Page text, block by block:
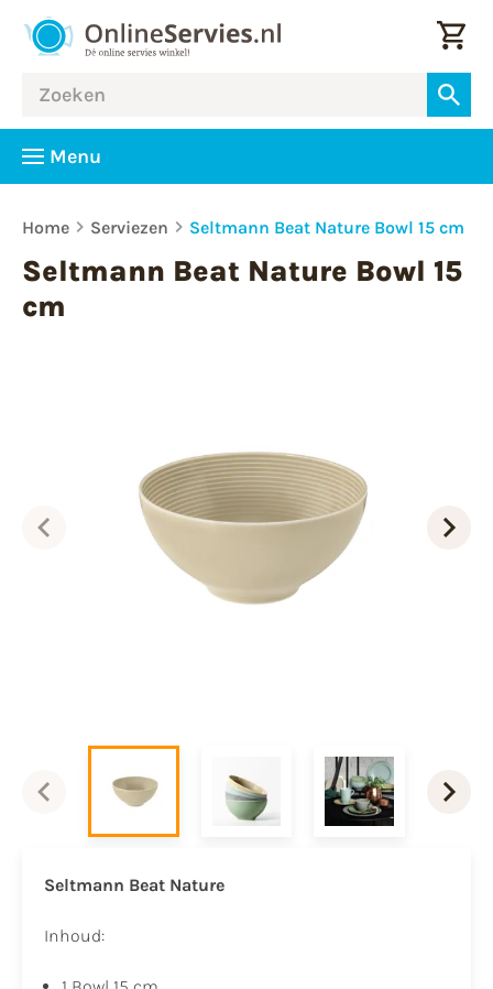
Menu
Home Serviezen Seltmann Beat Nature Bowl 15 cm
Seltmann Beat Nature Bowl 15
cm
Seltmann Beat Nature
Inhoud: